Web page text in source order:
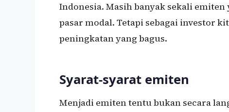
Indonesia. Masih banyak sekali
pasar modal. Tetapi sebagai investor
peningkatan yang bagus.
Syarat-syarat emiten
Menjadi emiten tentu bukan secara